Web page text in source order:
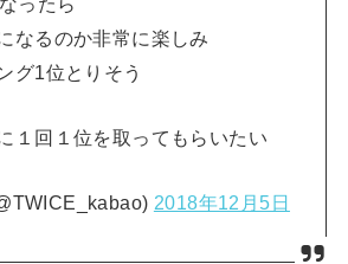
なるのか非常に楽しみ
グ1位とりそう
１回１位を取ってもらいたい
2018年12月5日